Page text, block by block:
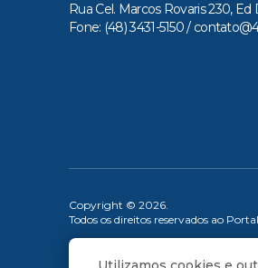
Rua Cel. Marcos Rovaris 230, Ed
Fone: (48) 3431-5150 /
Copyright © 2026.
Todos os direitos reservados ao